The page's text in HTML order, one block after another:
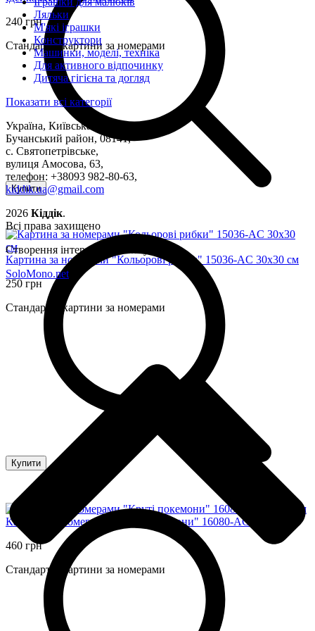
240 грн
Стандартні картини за номерами
Картина за номерами "Кольорові рибки" 15036-AC 30х30 см
250 грн
Стандартні картини за номерами
Купити
Картина за номерами "Круті покемони" 16080-AC 40x80 см
460 грн
Стандартні картини за номерами
Купити
Ляльки
М'які іграшки
Конструктори
Машинки, моделі, техніка
Для активного відпочинку
Дитяча гігієна та догляд
Показати всі категорії
Україна, Київська область,
Бучанський район, 08141,
с. Святопетрівське,
вулиця Амосова, 63,
телефон: +38093 982-80-63,
kiddik.ua@gmail.com
2026 Кіддік.
Всі права захищено
Створення інтернет-магазину
SoloMono.net